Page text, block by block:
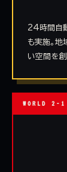
24時間自
も実施。地
い空間を創
WORLD 2-1